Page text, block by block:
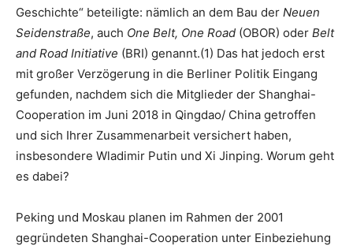
Geschichte“ beteiligte: nämlich an dem Bau der Neuen
Seidenstraße, auch One Belt, One Road (OBOR) oder Belt
and Road Initiative (BRI) genannt.(1) Das hat jedoch erst
mit großer Verzögerung in die Berliner Politik Eingang
gefunden, nachdem sich die Mitglieder der Shanghai-
Cooperation im Juni 2018 in Qingdao/ China getroffen
und sich Ihrer Zusammenarbeit versichert haben,
insbesondere Wladimir Putin und Xi Jinping. Worum geht
es dabei?
Peking und Moskau planen im Rahmen der 2001
gegründeten Shanghai-Cooperation unter Einbeziehung